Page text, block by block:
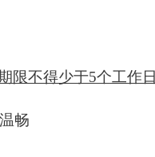
限不得少于5个工作日
畅